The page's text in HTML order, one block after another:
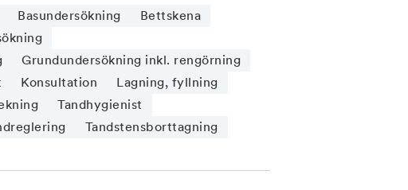
Basundersökning
Bettskena
Grundundersökning inkl. rengörning
Konsultation
Lagning, fyllning
Tandhygienist
Tandstensborttagning